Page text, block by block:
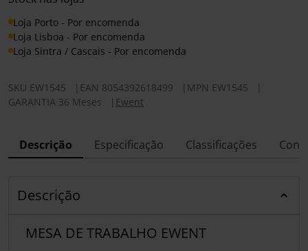
Loja Porto - Por encomenda
Loja Lisboa - Por encomenda
Loja Sintra / Cascais - Por encomenda
SKU EW1545 EAN 8054392618499 MPN EW1545
GARANTIA 36 Meses
Ewent
Descrição Especificação Classificações
Descrição
MESA DE TRABALHO EWENT